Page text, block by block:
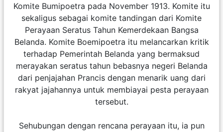
Komite Bumipoetra pada November 1913. Komite itu
sekaligus sebagai komite tandingan dari Komite
Perayaan Seratus Tahun Kemerdekaan Bangsa
Belanda. Komite Boemipoetra itu melancarkan kritik
terhadap Pemerintah Belanda yang bermaksud
merayakan seratus tahun bebasnya negeri Belanda
dari penjajahan Prancis dengan menarik uang dari
rakyat jajahannya untuk membiayai pesta perayaan
tersebut.
Sehubungan dengan rencana perayaan itu, ia pun